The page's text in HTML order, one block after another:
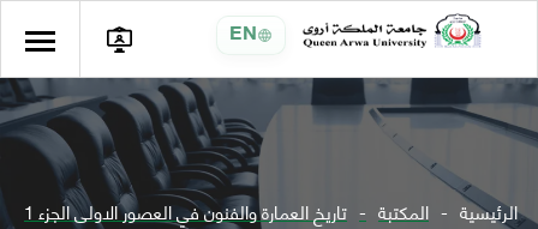
EN
الرئيسية المكتبة تاريخ العمارة والفنون في العصور الاولى الجزء 1